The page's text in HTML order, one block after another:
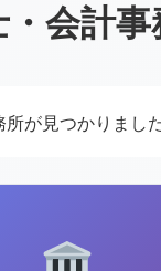
・会計事
所が見つかりまし